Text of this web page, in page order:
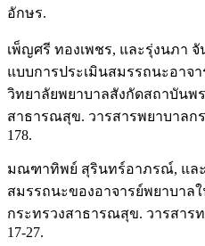
อักษร.
เพ็ญศรี ทองเพชร, และรุ่งนภา
แบบการประเมินสมรรถนะอาจ
วิทยาลัยพยาบาลสังกัดสถาบันพ
สาธารณสุข. วารสารพยาบาลก
178.
มณฑาทิพย์ สุรินทร์อาภรณ์, และ
สมรรถนะของอาจารย์พยาบาล
กระทรวงสาธารณสุข. วารสาร
17-27.